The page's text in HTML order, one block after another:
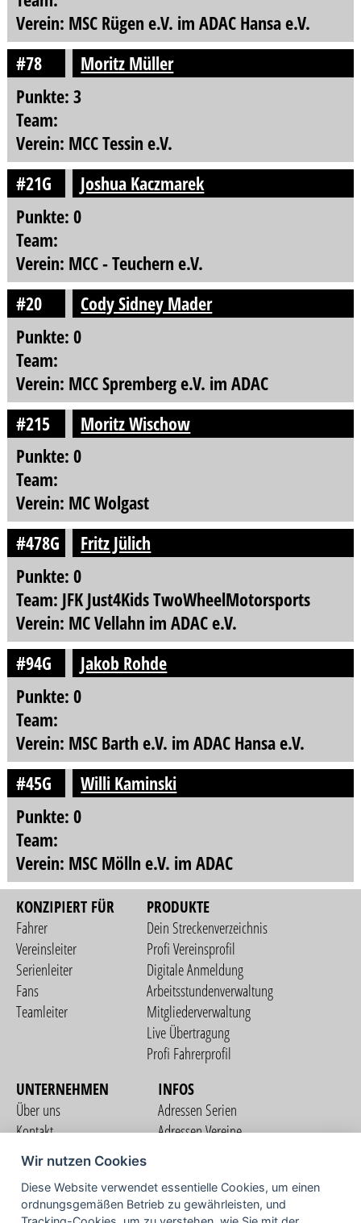
Verein: MSC Rügen e.V. im ADAC Hansa e.V.
#78
Moritz Müller
Punkte: 3
Team:
Verein: MCC Tessin e.V.
#21G
Joshua Kaczmarek
Punkte: 0
Team:
Verein: MCC - Teuchern e.V.
#20
Cody Sidney Mader
Punkte: 0
Team:
Verein: MCC Spremberg e.V. im ADAC
#215
Moritz Wischow
Punkte: 0
Team:
Verein: MC Wolgast
#478G
Fritz Jülich
Punkte: 0
Team: JFK Just4Kids TwoWheelMotorsports
Verein: MC Vellahn im ADAC e.V.
#94G
Jakob Rohde
Punkte: 0
Team:
Verein: MSC Barth e.V. im ADAC Hansa e.V.
#45G
Willi Kaminski
Punkte: 0
Team:
Verein: MSC Mölln e.V. im ADAC
KONZIPIERT FÜR
Fahrer
Vereinsleiter
Serienleiter
Fans
Teamleiter
PRODUKTE
Dein Streckenverzeichnis
Profi Vereinsprofil
Digitale Anmeldung
Arbeitsstundenverwaltung
Mitgliederverwaltung
Live Übertragung
Profi Fahrerprofil
UNTERNEHMEN
Über uns
Kontakt
Nutzungsbedingungen
Datenschutzerklärung
Impressum
INFOS
Adressen Serien
Adressen Vereine
COMMUNITY
Wir nutzen Cookies
Diese Website verwendet essentielle Cookies, um einen
ordnungsgemäßen Betrieb zu gewährleisten, und